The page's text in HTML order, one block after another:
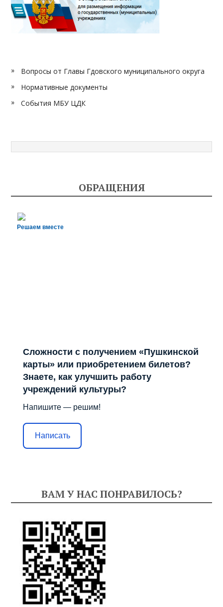
Вопросы от Главы Гдовского муниципального округа
Нормативные документы
События МБУ ЦДК
ОБРАЩЕНИЯ
Решаем вместе
Сложности с получением «Пушкинской
карты» или приобретением билетов?
Знаете, как улучшить работу
учреждений культуры?
Напишите — решим!
Написать
ВАМ У НАС ПОНРАВИЛОСЬ?